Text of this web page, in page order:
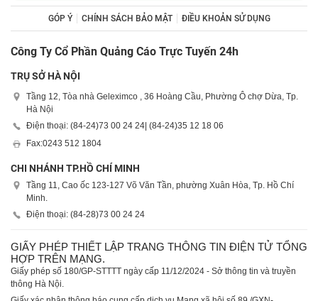
GÓP Ý CHÍNH SÁCH BẢO MẬT ĐIỀU KHOẢN SỬ DỤNG
Công Ty Cổ Phần Quảng Cáo Trực Tuyến 24h
TRỤ SỞ HÀ NỘI
Tầng 12, Tòa nhà Geleximco , 36 Hoàng Cầu, Phường Ô chợ Dừa, Tp.
Hà Nội
Điện thoại: (84-24)73 00 24 24 | (84-24)35 12 18 06
Fax:0243 512 1804
CHI NHÁNH TP.HỒ CHÍ MINH
Tầng 11, Cao ốc 123-127 Võ Văn Tần, phường Xuân Hòa, Tp. Hồ Chí
Minh.
Điện thoại: (84-28)73 00 24 24
GIẤY PHÉP THIẾT LẬP TRANG THÔNG TIN ĐIỆN TỬ TỔNG
HỢP TRÊN MẠNG.
Giấy phép số 180/GP-STTTT ngày cấp 11/12/2024 - Sở thông tin và truyền
thông Hà Nội.